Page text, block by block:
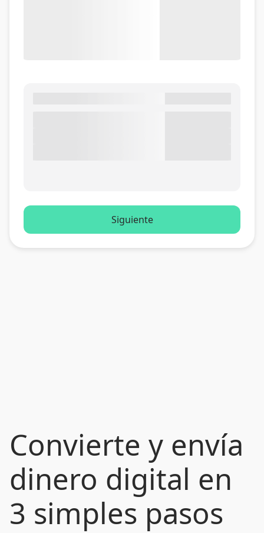
Convierte y envía
dinero digital en
3 simples pasos
Siguiente